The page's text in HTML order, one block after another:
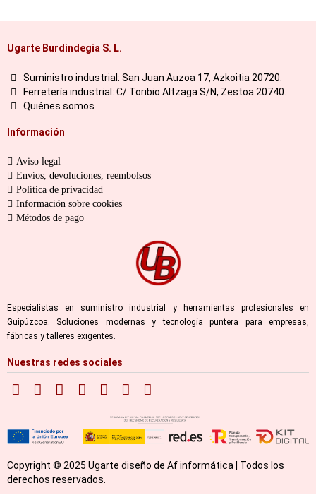
Ugarte Burdindegia S. L.
Suministro industrial: San Juan Auzoa 17, Azkoitia 20720.
Ferretería industrial: C/ Toribio Altzaga S/N, Zestoa 20740.
Quiénes somos
Información
Aviso legal
Envíos, devoluciones, reembolsos
Política de privacidad
Información sobre cookies
Métodos de pago
Especialistas en suministro industrial y herramientas profesionales en
Guipúzcoa. Soluciones modernas y tecnología puntera para empresas,
fábricas y talleres exigentes.
Nuestras redes sociales
Copyright © 2025 Ugarte diseño de Af informática | Todos los
derechos reservados.